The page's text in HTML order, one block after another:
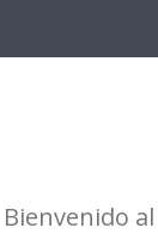
Bienvenido